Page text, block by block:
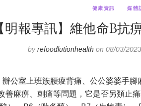
健康資訊 媒體
【明報專訊】維他命B抗
byrefoodlutionhealth on 08/03/
公室上班族腰痠背痛、公公婆婆手
麻痹、刺痛等問題，它是否另類止